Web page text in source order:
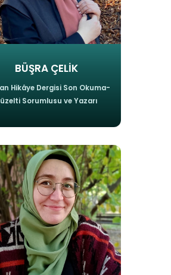
BÜŞRA ÇELİK
Hikâye Dergisi Son Okuma-
Sorumlusu ve Yazarı